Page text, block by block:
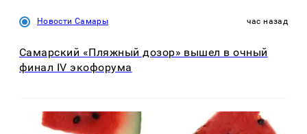
Новости Самары час назад
Самарский «Пляжный дозор» вышел в очный
финал IV экофорума